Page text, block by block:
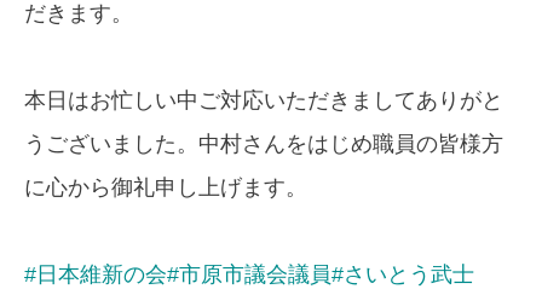
だきます。
本日はお忙しい中ご対応いただきましてありがと
うございました。中村さんをはじめ職員の皆様方
に心から御礼申し上げます。
#日本維新の会#市原市議会議員#さいとう武士